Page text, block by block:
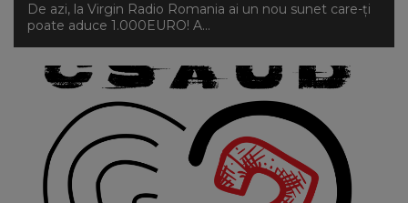
De azi, la Virgin Radio Romania ai un nou sunet care-ți
poate aduce 1.000EURO! A...